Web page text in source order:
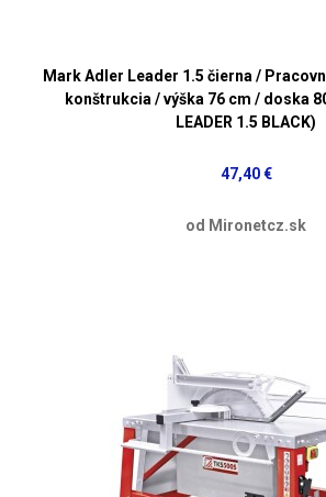
Mark Adler Leader 1.5 čierna /
konštrukcia / výška 76 cm / doska
LEADER 1.5 BLACK)
47,40 €
od Mironetcz.sk